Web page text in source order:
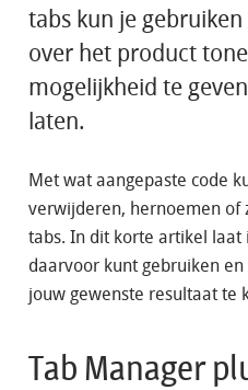
tabs kun je
over het product
mogelijkheid te
laten.
Met wat aangepaste code
verwijderen, hernoemen of
tabs. In dit korte artikel laat
daarvoor kunt gebruiken
jouw gewenste resultaat te
Tab Manager